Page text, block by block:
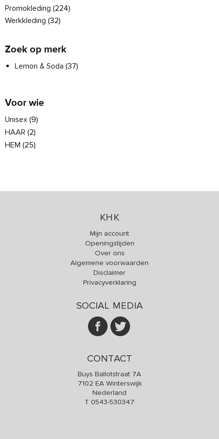
Promokleding (224)
Werkkleding (32)
Zoek op merk
Lemon & Soda (37)
Voor wie
Unisex (9)
HAAR (2)
HEM (25)
KHK
Mijn account
Openingstijden
Over ons
Algemene voorwaarden
Disclaimer
Privacyverklaring
SOCIAL MEDIA
CONTACT
Buys Ballotstraat 7A
7102 EA Winterswijk
Nederland
T 0543-530347